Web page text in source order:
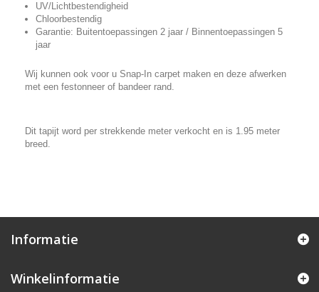
UV/Lichtbestendigheid
Chloorbestendig
Garantie: Buitentoepassingen 2 jaar / Binnentoepassingen 5
jaar
Wij kunnen ook voor u Snap-In carpet maken en deze afwerken
met een festonneer of bandeer rand.
Dit tapijt word per strekkende meter verkocht en is 1.95 meter
breed.
Informatie
Winkelinformatie